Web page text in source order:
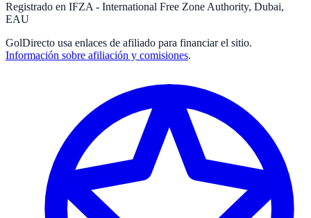
Registrado en IFZA - International Free Zone Authority, Dubai,
EAU
GolDirecto usa enlaces de afiliado para financiar el sitio.
Información sobre afiliación y comisiones.